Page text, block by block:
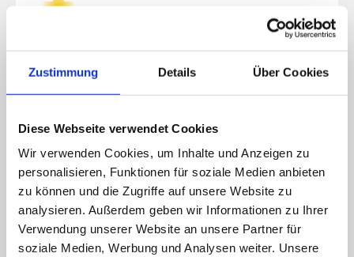
Zustimmung Details Über Cookies
Diese Webseite verwendet Cookies
Wir verwenden Cookies, um Inhalte und Anzeigen zu
personalisieren, Funktionen für soziale Medien anbieten
zu können und die Zugriffe auf unsere Website zu
analysieren. Außerdem geben wir Informationen zu Ihrer
Verwendung unserer Website an unsere Partner für
soziale Medien, Werbung und Analysen weiter. Unsere
Höhere Kundenbindung in Bayern
Durch staatliche Fördermittel für
Unternehmen und die gelistete Beratung
geringeren Kosten. Das stärkt Vertrauen,
langfristig die Bindung zu Ihrem Unternehmen
in Bayern.